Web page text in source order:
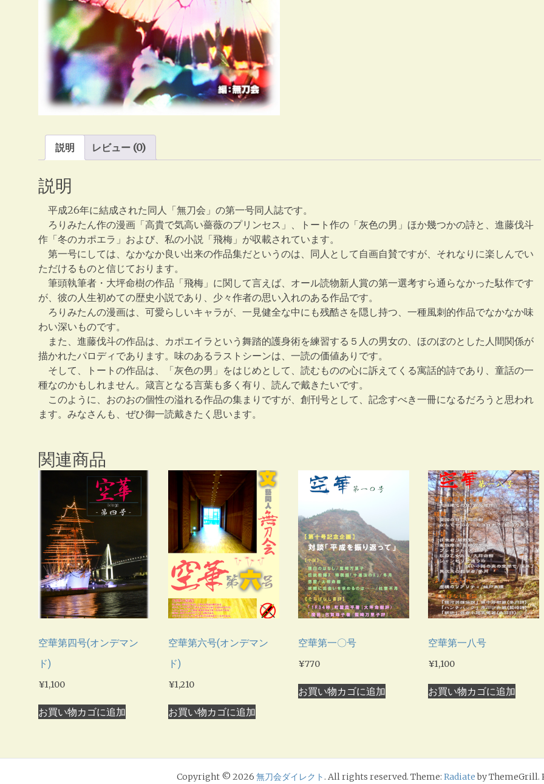
説明 レビュー (0)
説明
平成26年に結成された同人「無刀会」の第一号同人誌です。
ろりみたん作の漫画「高貴で気高い薔薇のプリンセス」、トート作の「灰色の男」ほか幾つかの詩と、進藤伐斗
作「冬のカポエラ」および、私の小説「飛梅」が収載されています。
第一号にしては、なかなか良い出来の作品集だというのは、同人として自画自賛ですが、それなりに楽しんでい
ただけるものと信じております。
筆頭執筆者・大坪命樹の作品「飛梅」に関して言えば、オール読物新人賞の第一選考すら通らなかった駄作です
が、彼の人生初めての歴史小説であり、少々作者の思い入れのある作品です。
ろりみたんの漫画は、可愛らしいキャラが、一見健全な中にも残酷さを隠し持つ、一種風刺的作品でなかなか味
わい深いものです。
また、進藤伐斗の作品は、カポエイラという舞踏的護身術を練習する５人の男女の、ほのぼのとした人間関係が
描かれたパロディであります。味のあるラストシーンは、一読の価値ありです。
そして、トートの作品は、「灰色の男」をはじめとして、読むものの心に訴えてくる寓話的詩であり、童話の一
種なのかもしれません。箴言となる言葉も多く有り、読んで戴きたいです。
このように、おのおの個性の溢れる作品の集まりですが、創刊号として、記念すべき一冊になるだろうと思われ
ます。みなさんも、ぜひ御一読戴きたく思います。
関連商品
空華第四号(オンデマン
ド)
¥1,100
お買い物カゴに追加
空華第六号(オンデマン
ド)
¥1,210
お買い物カゴに追加
空華第一〇号
¥770
お買い物カゴに追加
空華第一八号
¥1,100
お買い物カゴに追加
Copyright © 2026 無刀会ダイレクト . All rights reserved. Theme: Radiateby ThemeGrill.